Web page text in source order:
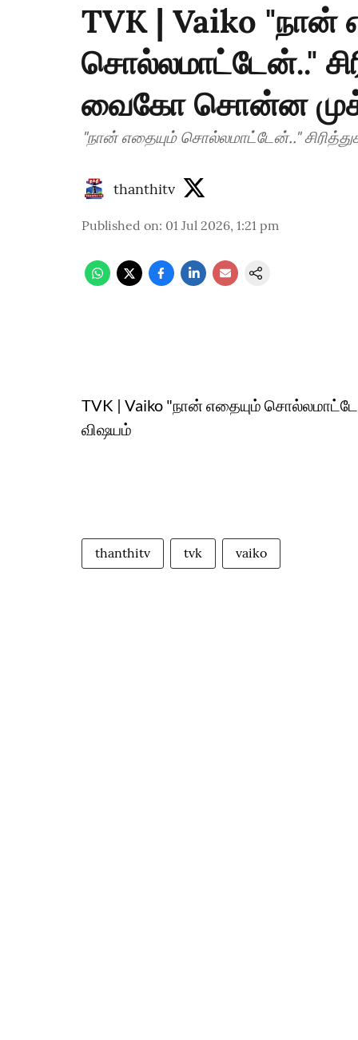
TVK | Vaiko "நான்
சொல்லமாட்டேன்.."
வைகோ சொன்ன
"நான் எதையும் சொல்லமாட்டேன்.."
thanthitv
Published on: 01 Jul 2026, 1:21 pm
TVK | Vaiko "நான் எதையும்
விஷயம்
thanthitv tvk vaiko